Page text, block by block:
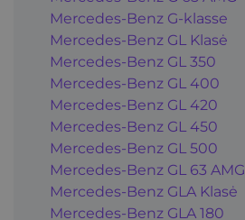
Mercedes-Benz G-klasse
Mercedes-Benz GL Klasė
Mercedes-Benz GL 350
Mercedes-Benz GL 400
Mercedes-Benz GL 420
Mercedes-Benz GL 450
Mercedes-Benz GL 500
Mercedes-Benz GL 63 AMG
Mercedes-Benz GLA Klasė
Mercedes-Benz GLA 180